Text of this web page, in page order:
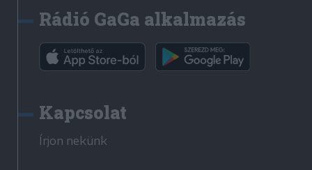
Rádió GaGa alkalmazás
Kapcsolat
Írjon nekünk